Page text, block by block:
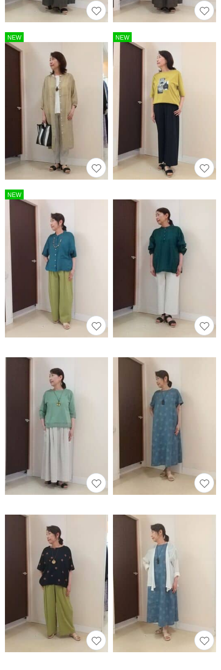
NEW NEW
NEW